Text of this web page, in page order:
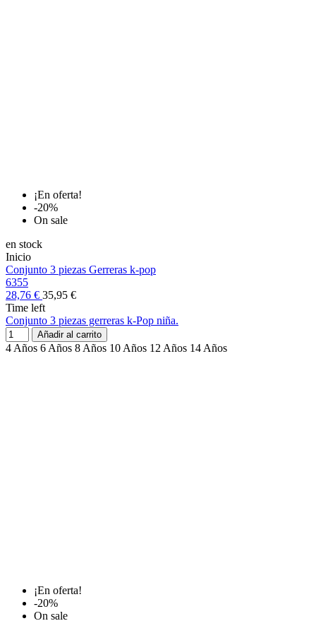
¡En oferta!
-20%
On sale
en stock
Inicio
Conjunto 3 piezas Gerreras k-pop
6355
28,76 € 35,95 €
Time left
Conjunto 3 piezas gerreras k-Pop niña.
Añadir al carrito
4 Años 6 Años 8 Años 10 Años 12 Años 14 Años
¡En oferta!
-20%
On sale